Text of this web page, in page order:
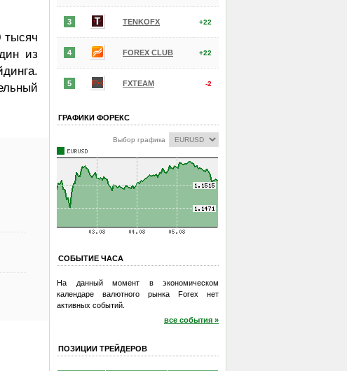
тысяч
из
3 TENKOFX +22
4 FOREX CLUB +22
5 FXTEAM -2
ГРАФИКИ ФОРЕКС
Выбор графика
СОБЫТИЕ ЧАСА
На данный момент в экономическом
календаре валютного рынка Forex нет
активных событий.
все события »
ПОЗИЦИИ ТРЕЙДЕРОВ